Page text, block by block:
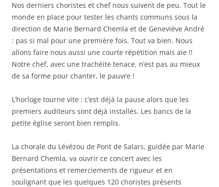
Nos derniers choristes et chef nous suivent de peu. Tout le
monde en place pour tester les chants communs sous la
direction de Marie Bernard Chemla et de Geneviève André
: pas si mal pour une première fois. Tout va bien. Nous
allons faire nous aussi une courte répétition mais aïe !!
Notre chef, avec une trachéite tenace, n’est pas au mieux
de sa forme pour chanter, le pauvre !
L’horloge tourne vite : c’est déjà la pause alors que les
premiers auditeurs sont déjà installés. Les bancs de la
petite église seront bien remplis.
La chorale du Lévézou de Pont de Salars, guidée par Marie
Bernard Chemla, va ouvrir ce concert avec les
présentations et remerciements de rigueur et en
soulignant que les quelques 120 choristes présents